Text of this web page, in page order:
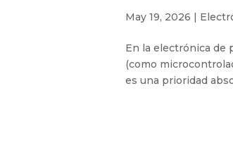
May 19, 2026 |
En la electrónica de
(como
es una prioridad